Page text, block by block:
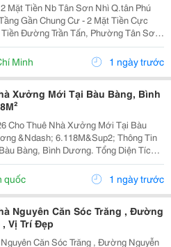
Mặt Tiền Nb Tân Sơn Nhì Q.tân Phú
Tiền Cực
Tích: 63M&Sup2;, 9M
Trệt, 1 Lầu &Ndash; Gồm 1...
Minh 1 ngày trước
Xưởng Mới Tại Bàu Bàng, Bình
6.118M&Sup2; Thông Tin
Bàng, Bình Dương. Tổng Diện Tích
Diện Tích Sử Dụng Tổng
Xưởng: 6.118M&Sup2; Xưởng 1:...
quốc 1 ngày trước
Nguyên Căn Sóc Trăng , Đường
Vị Trí Đẹp
Căn Sóc Trăng , Đường Nguyễn